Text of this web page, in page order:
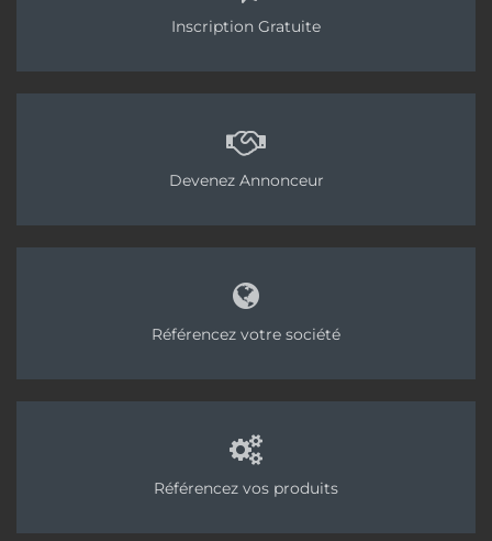
Inscription Gratuite
Devenez Annonceur
Référencez votre société
Référencez vos produits